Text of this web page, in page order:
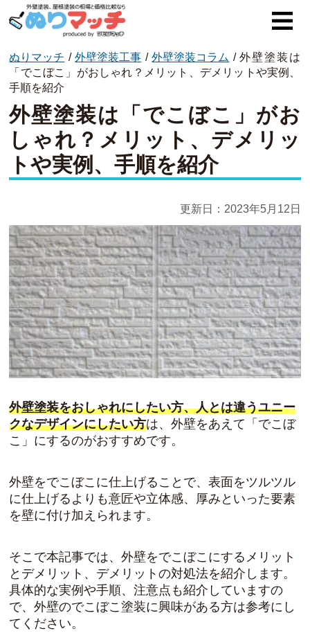
ぬりマッチとは
オススメ企業
費用と相場
外壁塗装
コラム一覧
ぬりマッチ /外壁塗装工事 /外壁塗装コラム /外壁塗装は
「でこぼこ」がおしゃれ？メリット、デメリットや実例、
手順を紹介
外壁塗装は「でこぼこ」がお
しゃれ？メリット、デメリッ
トや実例、手順を紹介
更新日： 2023年5月12日
外壁塗装をおしゃれにしたい方、人とは違うユニー
クなデザインにしたい方は、外壁をあえて「でこぼ
こ」にするのがおすすめです。
外壁をでこぼこに仕上げることで、表面をツルツル
に仕上げるよりも意匠や立体感、厚み といった要素
を壁に付け加えられます。
そこで本記事では、外壁をでこぼこにするメリット
とデメリット、デメリットの対処法を紹介します。
具体的な実例や手順、注意点も紹介していますの
で、外壁のでこぼこ塗装に興味がある方は参考にし
てください。